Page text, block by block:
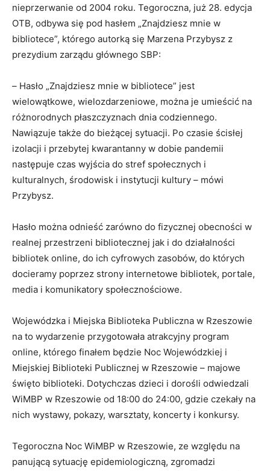
nieprzerwanie od 2004 roku. Tegoroczna, już 28. edycja
OTB, odbywa się pod hasłem „Znajdziesz mnie w
bibliotece”, którego autorką się Marzena Przybysz z
prezydium zarządu głównego SBP:
– Hasło „Znajdziesz mnie w bibliotece” jest
wielowątkowe, wielozdarzeniowe, można je umieścić na
różnorodnych płaszczyznach dnia codziennego.
Nawiązuje także do bieżącej sytuacji. Po czasie ścisłej
izolacji i przebytej kwarantanny w dobie pandemii
następuje czas wyjścia do stref społecznych i
kulturalnych, środowisk i instytucji kultury – mówi
Przybysz.
Hasło można odnieść zarówno do fizycznej obecności w
realnej przestrzeni bibliotecznej jak i do działalności
bibliotek online, do ich cyfrowych zasobów, do których
docieramy poprzez strony internetowe bibliotek, portale,
media i komunikatory społecznościowe.
Wojewódzka i Miejska Biblioteka Publiczna w Rzeszowie
na to wydarzenie przygotowała atrakcyjny program
online, którego finałem będzie Noc Wojewódzkiej i
Miejskiej Biblioteki Publicznej w Rzeszowie – majowe
święto biblioteki. Dotychczas dzieci i dorośli odwiedzali
WiMBP w Rzeszowie od 18:00 do 24:00, gdzie czekały na
nich wystawy, pokazy, warsztaty, koncerty i konkursy.
Tegoroczna Noc WiMBP w Rzeszowie, ze względu na
panującą sytuację epidemiologiczną, zgromadzi